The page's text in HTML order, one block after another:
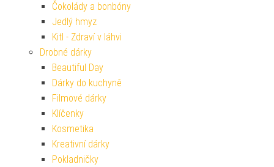
Čokolády a bonbóny
Jedlý hmyz
Kitl - Zdraví v láhvi
Drobné dárky
Beautiful Day
Dárky do kuchyně
Filmové dárky
Klíčenky
Kosmetika
Kreativní dárky
Pokladničky